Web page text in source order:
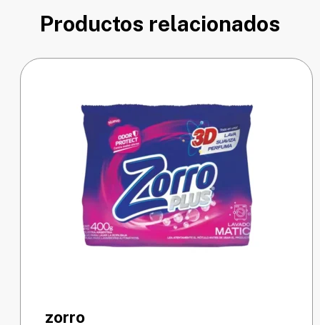
Productos relacionados
zorro